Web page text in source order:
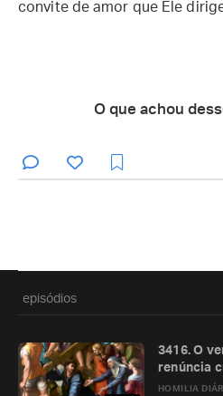
convite de amor que Ele
O que achou
episódios
HOMILIA
3416. O
renúncia